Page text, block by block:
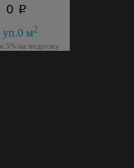
0 p
уп.0 м2
5% на подрезку